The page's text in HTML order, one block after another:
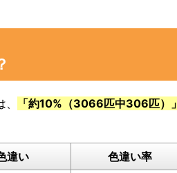
、またはメモしておくと便
「約10%（3066匹中306匹）」
違い 色違い率